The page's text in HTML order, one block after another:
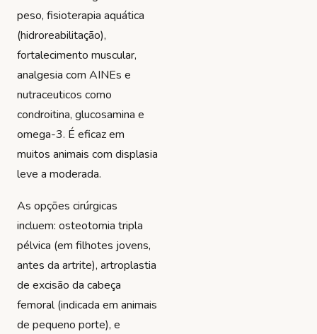
peso, fisioterapia aquática
(hidroreabilitação),
fortalecimento muscular,
analgesia com AINEs e
nutraceuticos como
condroitina, glucosamina e
omega-3. É eficaz em
muitos animais com displasia
leve a moderada.
As opções cirúrgicas
incluem: osteotomia tripla
pélvica (em filhotes jovens,
antes da artrite), artroplastia
de excisão da cabeça
femoral (indicada em animais
de pequeno porte), e